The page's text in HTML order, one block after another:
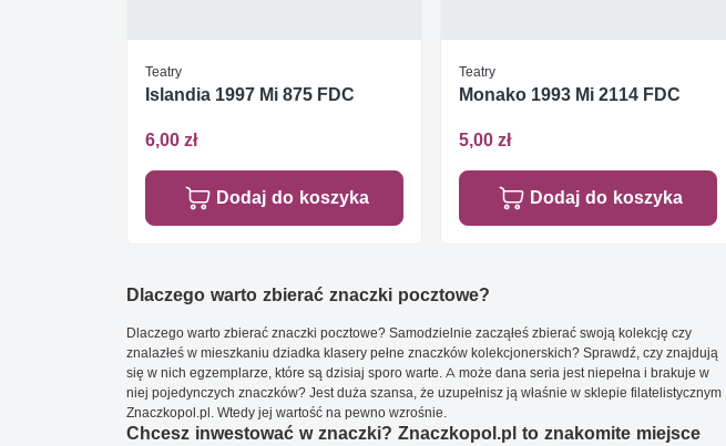
Teatry
Islandia 1997 Mi 875 FDC
6,00 zł
Dodaj do koszyka
Teatry
Monako 1993 Mi 2114 FDC
5,00 zł
Dodaj do koszyka
Dlaczego warto zbierać znaczki pocztowe?
Dlaczego warto zbierać znaczki pocztowe? Samodzielnie zacząłeś zbierać swoją kolekcję czy
znalazłeś w mieszkaniu dziadka klasery pełne znaczków kolekcjonerskich? Sprawdź, czy znajdują
się w nich egzemplarze, które są dzisiaj sporo warte. A może dana seria jest niepełna i brakuje w
niej pojedynczych znaczków? Jest duża szansa, że uzupełnisz ją właśnie w sklepie filatelistycznym
Znaczkopol.pl. Wtedy jej wartość na pewno wzrośnie.
Chcesz inwestować w znaczki? Znaczkopol.pl to znakomite miejsce